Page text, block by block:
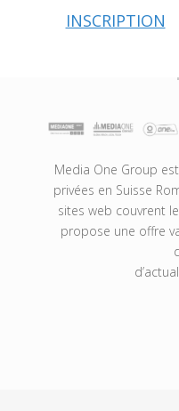
INSCRIPTION
Media One Group
privées en Suisse
sites web couvrent
propose une offre